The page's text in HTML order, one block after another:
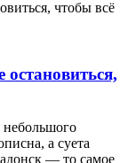
а суета
— то самое